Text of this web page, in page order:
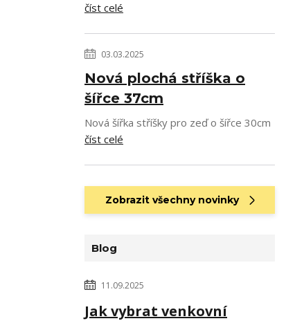
číst celé
03.03.2025
Nová plochá stříška o
šířce 37cm
Nová šířka stříšky pro zeď o šířce 30cm
číst celé
Zobrazit všechny novinky
Blog
11.09.2025
Jak vybrat venkovní